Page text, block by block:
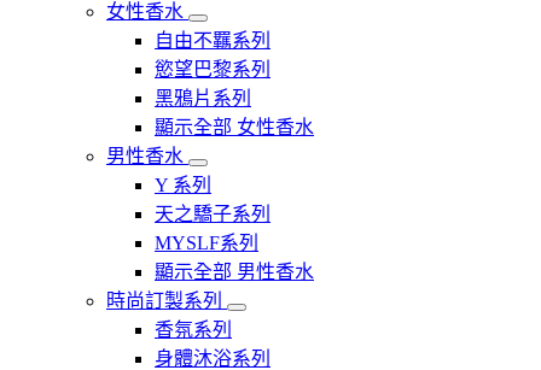
女性香水
自由不羈系列
慾望巴黎系列
黑鴉片系列
顯示全部 女性香水
男性香水
Y 系列
天之驕子系列
MYSLF系列
顯示全部 男性香水
時尚訂製系列
香氛系列
身體沐浴系列